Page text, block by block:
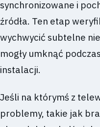
synchronizowane i
źródła. Ten etap
wychwycić subtelne
mogły umknąć
instalacji.
Jeśli na którymś z
problemy, takie jak